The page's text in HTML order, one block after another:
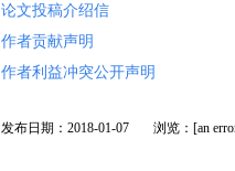
论文投稿介绍信
作者贡献声明
作者利益冲突公开声明
发布日期：2018-01-07 浏览：[an